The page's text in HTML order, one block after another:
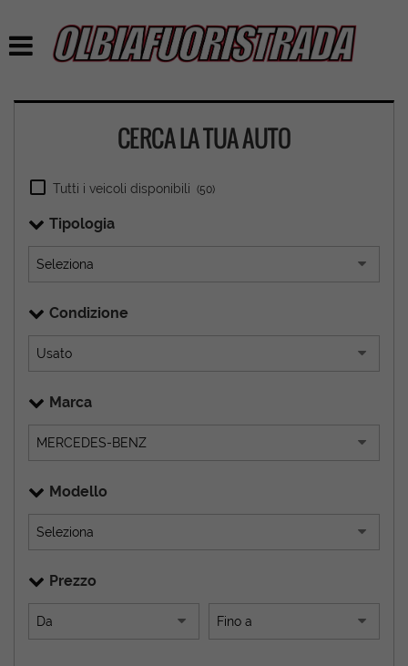
CERCA LA TUA AUTO
Tutti i veicoli disponibili (50)
Tipologia
Condizione
Marca
Modello
Prezzo